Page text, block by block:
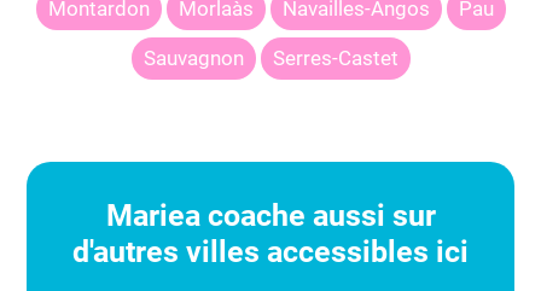
Montardon Morlaàs Navailles-Angos Pau
Sauvagnon Serres-Castet
Marieacoache aussi sur
d'autres villes accessibles ici